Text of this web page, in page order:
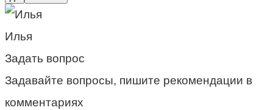
Илья
Задать вопрос
Задавайте вопросы, пишите рекомендации в
комментариях